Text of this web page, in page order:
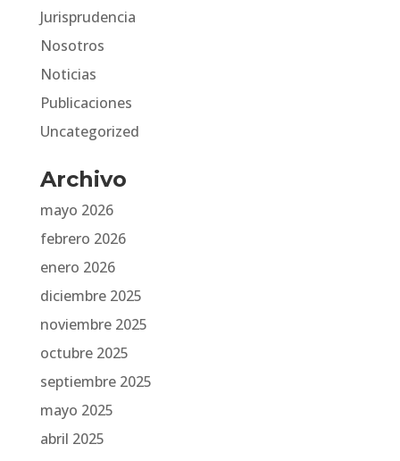
Jurisprudencia
Nosotros
Noticias
Publicaciones
Uncategorized
Archivo
mayo 2026
febrero 2026
enero 2026
diciembre 2025
noviembre 2025
octubre 2025
septiembre 2025
mayo 2025
abril 2025